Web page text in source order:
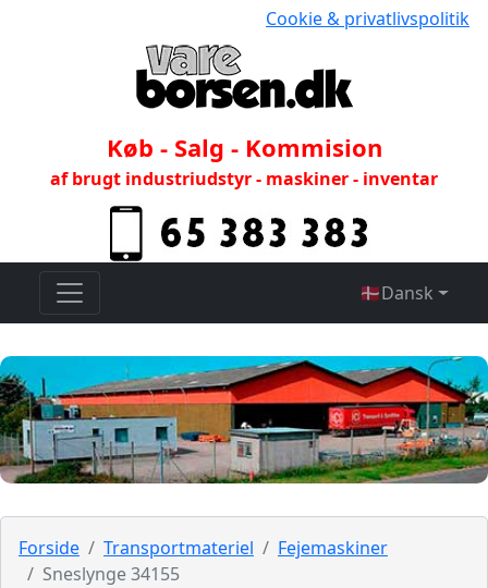
Cookie & privatlivspolitik
Køb - Salg - Kommision
af brugt industriudstyr - maskiner - inventar
🇩🇰Dansk
Forside Transportmateriel
Fejemaskiner
Sneslynge 34155